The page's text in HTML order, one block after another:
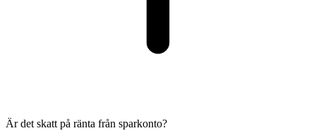
Är det skatt på ränta från sparkonto?